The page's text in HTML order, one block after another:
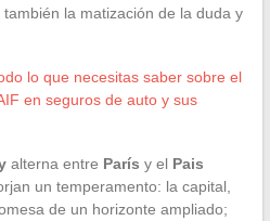
la matización de la duda y
lo que necesitas saber sobre el
en seguros de auto y sus
alterna entre París y el Pais
un temperamento: la capital,
de un horizonte ampliado;